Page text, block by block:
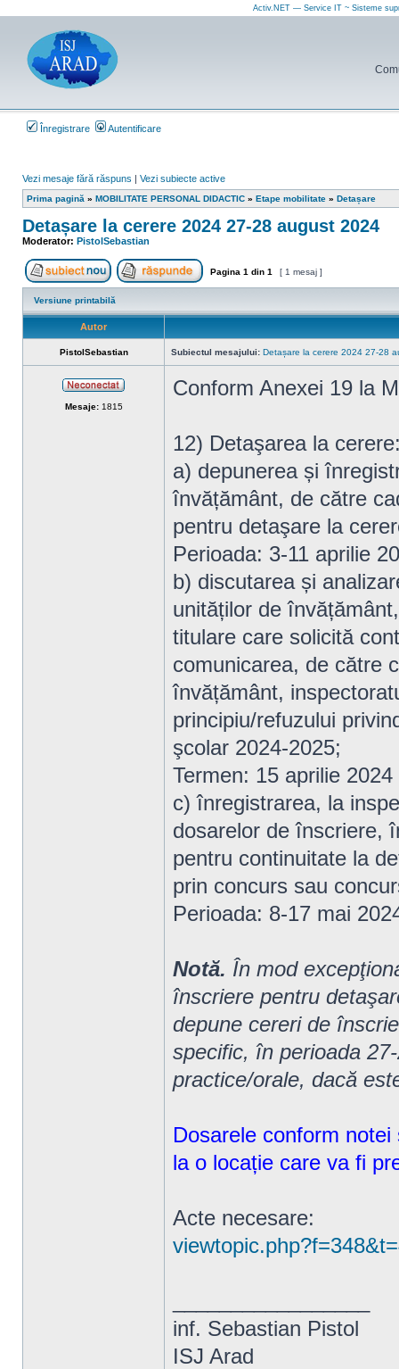
Activ.NET — Service IT ~ Sisteme
Înregistrare Autentificare
Vezi mesaje fără răspuns | Vezi subiecte active
Prima pagină » MOBILITATE PERSONAL DIDACTIC » Etape mobilitate » Detașare
Detașare la cerere 2024 27-28 august 2024
Moderator: PistolSebastian
Scrie un subiect nou Răspunde la subiect
Pagina 1 din 1 [ 1 mesaj ]
Versiune printabilă
Autor
PistolSebastian Subiectul mesajului: Detașare la cerere 2024 27-28
Mesaje:1815
Conform Anexei 19 la
12) Detaşarea la
a) depunerea și
învățământ, de către
pentru detaşare la
Perioada: 3-11 aprilie
b) discutarea și
unităților de
titulare care solicită
comunicarea, de către
învățământ,
principiu/refuzului
şcolar 2024-2025;
Termen: 15 aprilie 2024
c) înregistrarea, la
dosarelor de înscriere,
pentru continuitate la
prin concurs sau
Perioada: 8-17 mai
Notă. În mod
înscriere pentru
depune cereri de
specific, în perioada
practice/orale, dacă
Dosarele conform
la o locație care va fi
Acte necesare:
inf. Sebastian Pistol
ISJ Arad